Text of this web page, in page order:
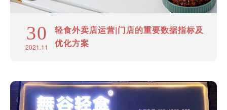
30
2021.11
轻食外卖店运营|门店的重要数据指标及
优化方案